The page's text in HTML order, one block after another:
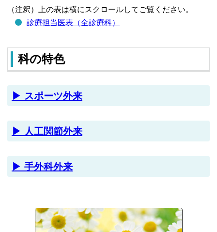
（注釈）上の表は横にスクロールしてご覧ください。
診療担当医表（全診療科）
科の特色
▶ スポーツ外来
▶ 人工関節外来
▶ 手外科外来